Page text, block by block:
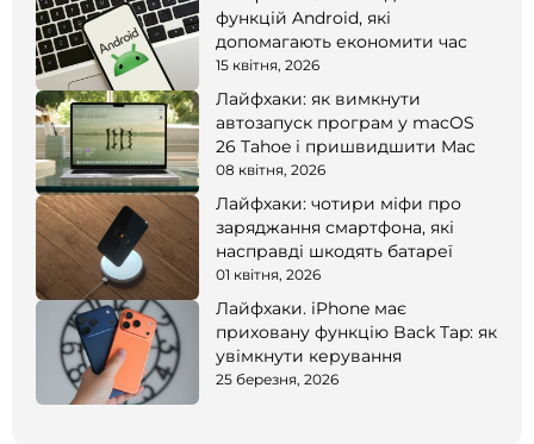
функцій Android, які
допомагають економити час
15 квітня, 2026
Лайфхаки: як вимкнути
автозапуск програм у macOS
26 Tahoe і пришвидшити Mac
08 квітня, 2026
Лайфхаки: чотири міфи про
заряджання смартфона, які
насправді шкодять батареї
01 квітня, 2026
Лайфхаки. iPhone має
приховану функцію Back Tap: як
увімкнути керування
25 березня, 2026